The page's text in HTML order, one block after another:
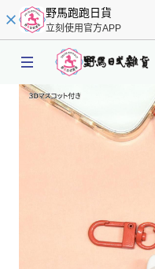
野馬跑跑日貨
立刻使用官方APP